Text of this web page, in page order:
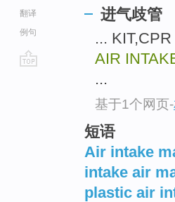
翻译
例句
进气歧管
...
AIR
...
基于1个网页-
短语
Air intake
intake air
plastic air